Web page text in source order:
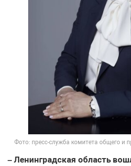
Фото: пресс-служба комитета общего и
– Ленинградская область